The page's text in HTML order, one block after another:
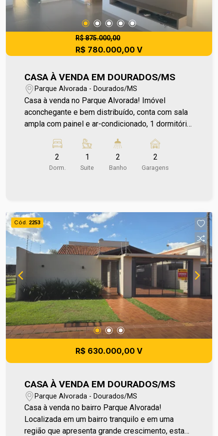
R$ 875.000,00
R$ 780.000,00 V
CASA À VENDA EM DOURADOS/MS
Parque Alvorada - Dourados/MS
Casa à venda no Parque Alvorada! Imóvel
aconchegante e bem distribuído, conta com sala
ampla com painel e ar-condicionado, 1 dormitório
armário, 1 banheiro social e 1 suíte com armário e
ar-condicionado. A cozinha é planejada, e o
imóvel possui uma área ampla agregada, área de
localização próximo à Escola Municipal Aurora
Pedroso de Camargo e a poucos minutos da
Unigran, garantindo mais praticidade no dia a dia.
Entre em contato e agende sua visita no número
(67) 2108-2121 ou fale diretamente com nosso
Plantão de Vendas pelo número 67 99255-6175.
Corretores Eni e Galdino
2
Dorm.
1
Suite
2
Banho
2
Garagens
Cód. 2253
R$ 630.000,00 V
CASA À VENDA EM DOURADOS/MS
Parque Alvorada - Dourados/MS
Casa à venda no bairro Parque Alvorada!
Localizada em um bairro tranquilo e em uma
região que apresenta grande crescimento, esta